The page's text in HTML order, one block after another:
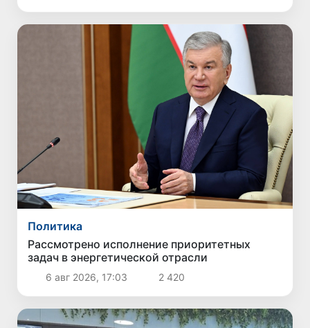
Политика
Рассмотрено исполнение приоритетных
задач в энергетической отрасли
6 авг 2026, 17:03 2 420